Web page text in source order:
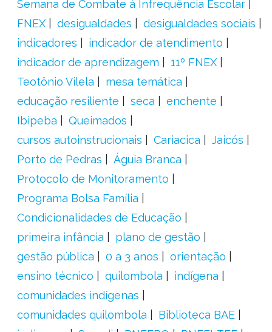
Semana de Combate à Infrequência Escolar
FNEX
desigualdades
desigualdades sociais
indicadores
indicador de atendimento
indicador de aprendizagem
11º FNEX
Teotônio Vilela
mesa temática
educação resiliente
seca
enchente
Ibipeba
Queimados
cursos autoinstrucionais
Cariacica
Jaicós
Porto de Pedras
Águia Branca
Protocolo de Monitoramento
Programa Bolsa Família
Condicionalidades de Educação
primeira infância
plano de gestão
gestão pública
0 a 3 anos
orientação
ensino técnico
quilombola
indígena
comunidades indígenas
comunidades quilombola
Biblioteca BAE